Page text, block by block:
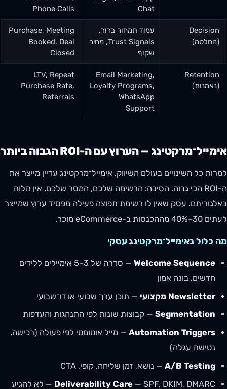
Chat
Phone Calls
Decision
(החלטה)
עמוד תמחור ברור,
Trust Signals, מחיר
שקוף
Purchase, Meeting
Booked, Deal
Closed
Retention
(נאמנות)
Email Marketing,
Loyalty Programs,
WhatsApp
Support
LTV, Repeat
Purchase Rate,
Referrals
אימייל־מרקטינג — הערוץ עם ה-ROI הגבוה ביותר
למרות כל השינויים בעולם השיווק, אימייל־מרקטינג עדיין מייצר את
ה-ROI הכי גבוה. הסיבה: הרשימה שלכם, המסר שלכם, אין תלות
באלגוריתם. עסק שאין לו רשימת תפוצה פעילה מפסיד ערוץ שמייצר
לעתים 30–40% מההכנסות ב-eCommerce מוכר.
מה כלול באימייל־מרקטינג עסקי
Welcome Sequence
— סדרה של 3–5 אימיילים ללידים
חדשים, בונה אמון
Newsletter מקצועי
— תוכן ערך שבועי או דו־שבועי
Segmentation — קבוצות שונות לפי התנהגות והעדפות
Automation Triggers — מייל אוטומטי לפי פעולה (רכישה,
נטישת עגלה)
A/B Testing — נושא, זמן שליחה, קופי, CTA
Deliverability Care — SPF, DKIM, DMARC — לא להגיע